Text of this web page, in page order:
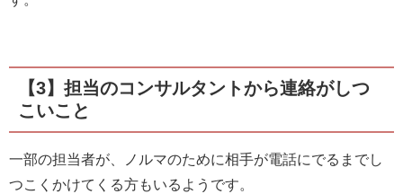
【3】担当のコンサルタントから連絡がしつ
こいこと
一部の担当者が、ノルマのために相手が電話にでるまでし
つこくかけてくる方もいるようです。